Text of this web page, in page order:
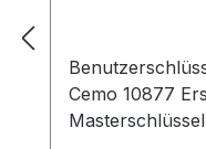
Cemo 10877